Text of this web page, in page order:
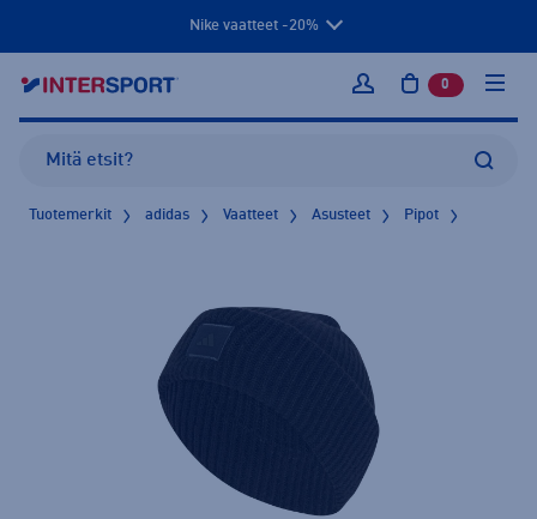
Nike vaatteet -20%
Kirjaudu sisään
0 tuotetta
Tuotemerkit adidas Vaatteet Asusteet Pipot